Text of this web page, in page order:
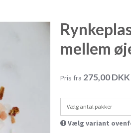
mellem
Pris fra 275,00 DKK
Vælg antal pakker
Vælg variant